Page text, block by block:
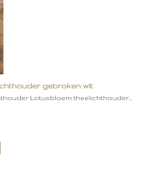
gebroken wit
Lotusbloem theelichthouder…